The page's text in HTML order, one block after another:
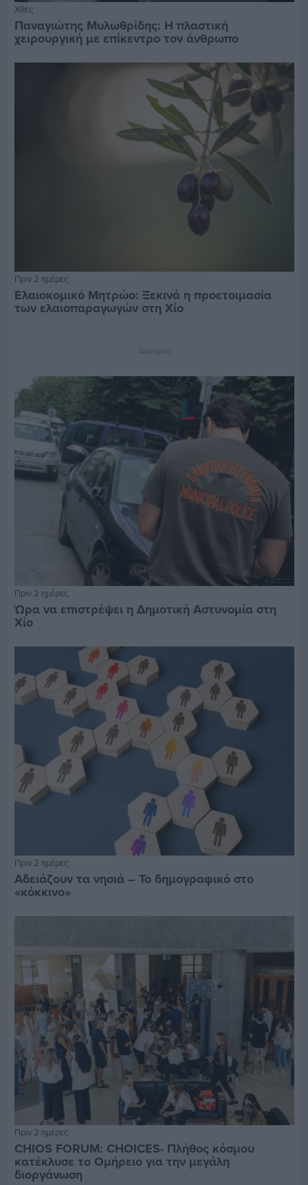
Χθες
Παναγιώτης Μυλωθρίδης: Η πλαστική
χειρουργική με επίκεντρο τον άνθρωπο
Πριν 2 ημέρες
Ελαιοκομικό Μητρώο: Ξεκινά η προετοιμασία
των ελαιοπαραγωγών στη Χίο
Διαφήμιση
Πριν 2 ημέρες
Ώρα να επιστρέψει η Δημοτική Αστυνομία στη
Χίο
Πριν 2 ημέρες
Αδειάζουν τα νησιά – Το δημογραφικό στο
«κόκκινο»
Πριν 2 ημέρες
CHIOS FORUM: CHOICES- Πλήθος κόσμου
κατέκλυσε το Ομήρειο για την μεγάλη
διοργάνωση